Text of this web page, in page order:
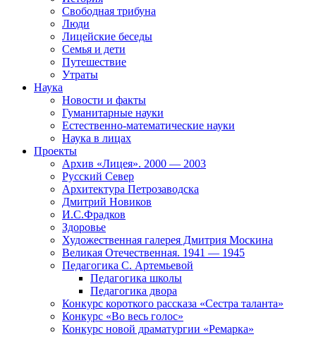
Свободная трибуна
Люди
Лицейские беседы
Семья и дети
Путешествие
Утраты
Наука
Новости и факты
Гуманитарные науки
Естественно-математические науки
Наука в лицах
Проекты
Архив «Лицея». 2000 — 2003
Русский Север
Архитектура Петрозаводска
Дмитрий Новиков
И.С.Фрадков
Здоровье
Художественная галерея Дмитрия Москина
Великая Отечественная. 1941 — 1945
Педагогика С. Артемьевой
Педагогика школы
Педагогика двора
Конкурс короткого рассказа «Сестра таланта»
Конкурс «Во весь голос»
Конкурс новой драматургии «Ремарка»